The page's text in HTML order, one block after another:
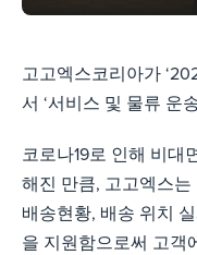
고고엑스코리아가
서 ‘서비스 및 물류 운
코로나19로 인해 비대
해진 만큼, 고고엑스
배송현황, 배송 위치
을 지원함으로써 고객